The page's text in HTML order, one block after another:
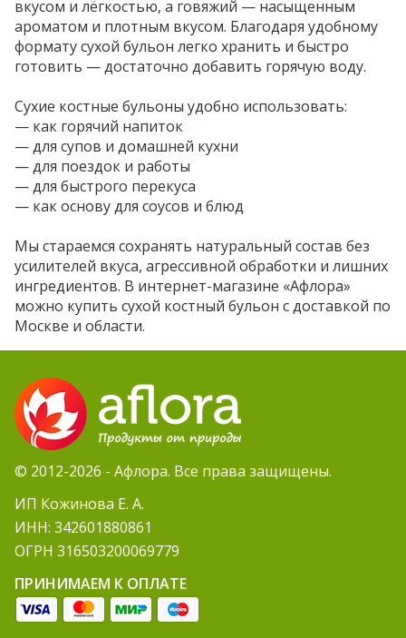
вкусом и лёгкостью, а говяжий — насыщенным
ароматом и плотным вкусом. Благодаря удобному
формату сухой бульон легко хранить и быстро
готовить — достаточно добавить горячую воду.
Сухие костные бульоны удобно использовать:
— как горячий напиток
— для супов и домашней кухни
— для поездок и работы
— для быстрого перекуса
— как основу для соусов и блюд
Мы стараемся сохранять натуральный состав без
усилителей вкуса, агрессивной обработки и лишних
ингредиентов. В интернет-магазине «Афлора»
можно купить сухой костный бульон с доставкой по
Москве и области.
© 2012-2026 - Афлора. Все права защищены.
ИП Кожинова Е. А.
ИНН: 342601880861
ОГРН 316503200069779
ПРИНИМАЕМ К ОПЛАТЕ